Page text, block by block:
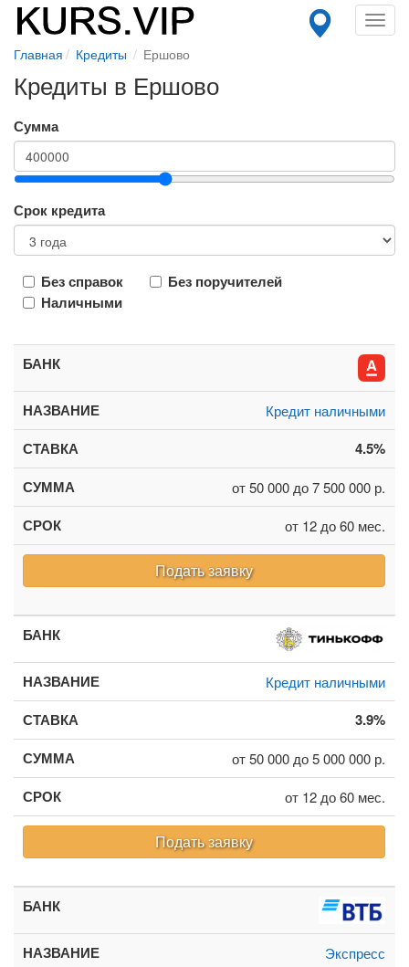
Главная Кредиты Ершово
Кредиты в Ершово
Сумма
Срок кредита
Без справок
Без поручителей
Наличными
Кредит наличными
4.5%
от 50 000 до 7 500 000 р.
от 12 до 60 мес.
Подать заявку
Кредит наличными
3.9%
от 50 000 до 5 000 000 р.
от 12 до 60 мес.
Подать заявку
Экспресс